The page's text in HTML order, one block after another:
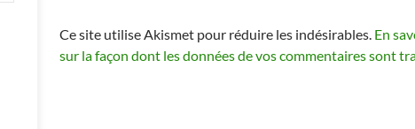
Ce site utilise Akismet pour réduire les indésirables. En
sur la façon dont les données de vos commentaires sont